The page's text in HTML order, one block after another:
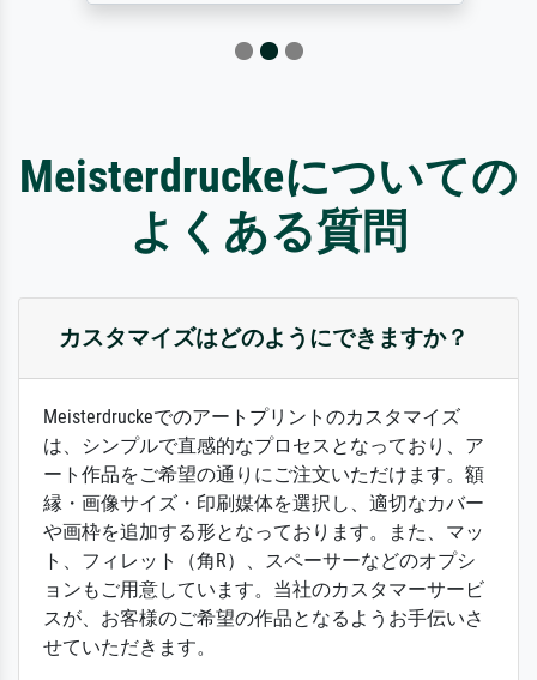
Meisterdruckeについての
よくある質問
カスタマイズはどのようにできますか？
Meisterdruckeでのアートプリントのカスタマイズ
は、シンプルで直感的なプロセスとなっており、ア
ート作品をご希望の通りにご注文いただけます。額
縁・画像サイズ・印刷媒体を選択し、適切なカバー
や画枠を追加する形となっております。また、マッ
ト、フィレット（角R）、スペーサーなどのオプシ
ョンもご用意しています。当社のカスタマーサービ
スが、お客様のご希望の作品となるようお手伝いさ
せていただきます。